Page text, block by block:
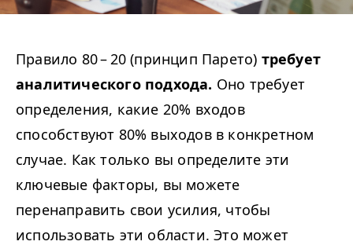
Правило 80 – 20 (принцип Парето) требует
аналитического подхода. Оно требует
определения, какие 20% входов
способствуют 80% выходов в конкретном
случае. Как только вы определите эти
ключевые факторы, вы можете
перенаправить свои усилия, чтобы
использовать эти области. Это может